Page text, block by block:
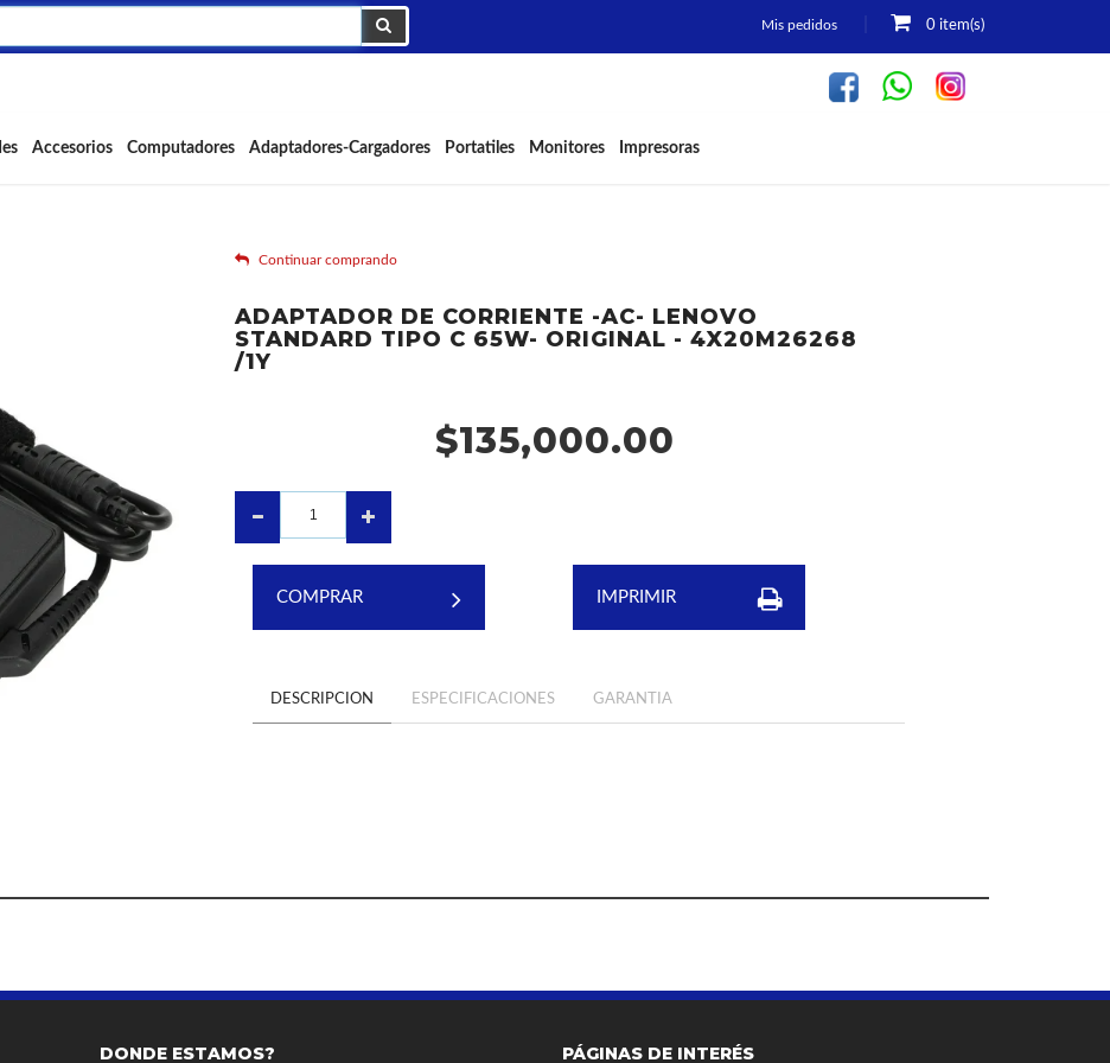
Mis pedidos 0 item(s)
Accesorios Computadores Adaptadores-Cargadores Portatiles Monitores Impresoras
-AC- LENOVO
ORIGINAL -
INICIO ADAPTADORES-CARGADORES
Continuar comprando
ADAPTADOR DE CORRIENTE -AC- LENOVO
STANDARD TIPO C 65W- ORIGINAL - 4X20M26268
/1Y
$135,000.00
COMPRAR IMPRIMIR
DESCRIPCION ESPECIFICACIONES GARANTIA
DONDE ESTAMOS? PÁGINAS DE INTERÉS